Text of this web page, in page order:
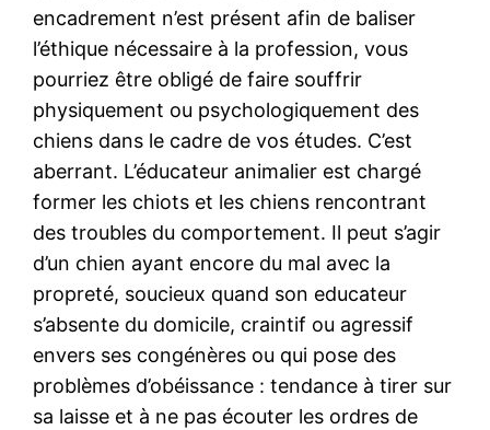
encadrement n’est présent afin de baliser
l’éthique nécessaire à la profession, vous
pourriez être obligé de faire souffrir
physiquement ou psychologiquement des
chiens dans le cadre de vos études. C’est
aberrant. L’éducateur animalier est chargé
former les chiots et les chiens rencontrant
des troubles du comportement. Il peut s’agir
d’un chien ayant encore du mal avec la
propreté, soucieux quand son educateur
s’absente du domicile, craintif ou agressif
envers ses congénères ou qui pose des
problèmes d’obéissance : tendance à tirer sur
sa laisse et à ne pas écouter les ordres de